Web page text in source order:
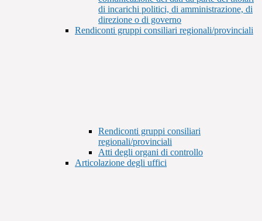
di incarichi politici, di amministrazione, di
direzione o di governo
Rendiconti gruppi consiliari regionali/provinciali
Rendiconti gruppi consiliari
regionali/provinciali
Atti degli organi di controllo
Articolazione degli uffici